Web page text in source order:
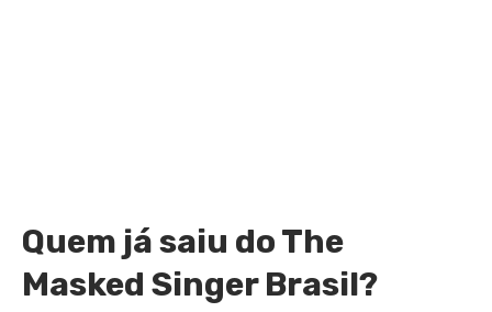
Quem já saiu do The
Masked Singer Brasil?